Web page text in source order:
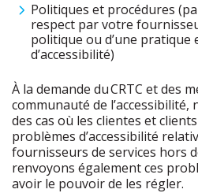
Politiques et procédures
respect par votre
politique ou d’une pratique
d’accessibilité)
À la demande du CRTC et des
communauté de
des cas où les clientes et
problèmes d’accessibilité
fournisseurs de services hors
renvoyons également ces
avoir le pouvoir de les régler.